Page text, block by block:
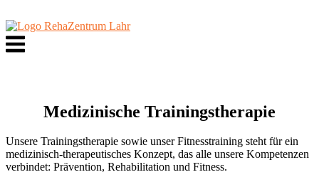
to
contentMenu
Medizinische Trainingstherapie
Unsere Trainingstherapie sowie unser Fitnesstraining steht für ein
medizinisch-therapeutisches Konzept, das alle unsere Kompetenzen
verbindet: Prävention, Rehabilitation und Fitness.